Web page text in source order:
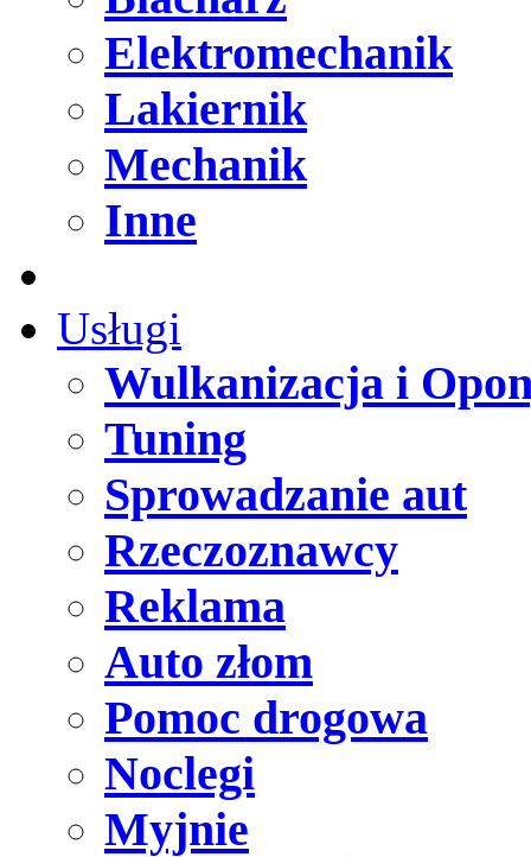
Elektromechanik
Lakiernik
Mechanik
Inne
Usługi
Wulkanizacja i
Tuning
Sprowadzanie aut
Rzeczoznawcy
Reklama
Auto złom
Pomoc drogowa
Noclegi
Myjnie